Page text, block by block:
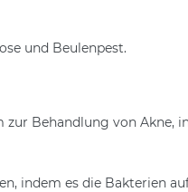
und Beulenpest.
Behandlung von Akne,
indem es die Bakterien